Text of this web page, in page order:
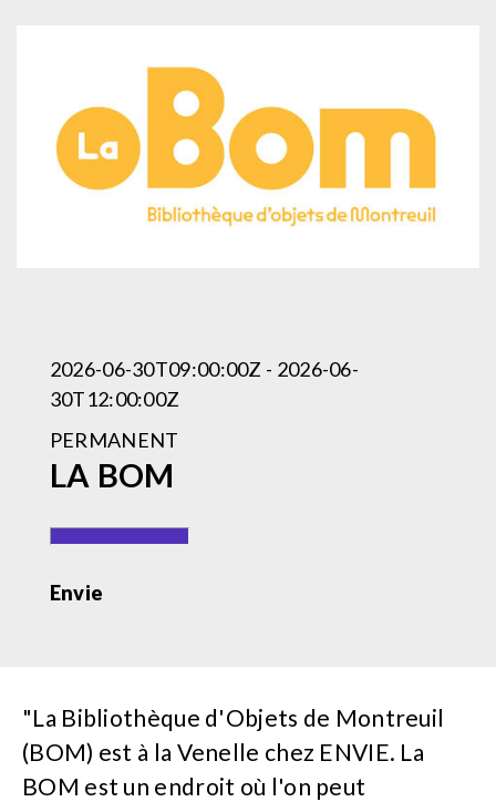
2026-06-30T09:00:00Z - 2026-06-
30T12:00:00Z
PERMANENT
LA BOM
Envie
"La Bibliothèque d'Objets de Montreuil
(BOM) est à la Venelle chez ENVIE. La
BOM est un endroit où l'on peut